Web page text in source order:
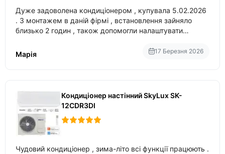
Дуже задоволена кондиціонером , купувала 5.02.2026
. З монтажем в даній фірмі , встановлення зайняло
близько 2 годин , також допомогли налаштувати
Марія
17 Березня 2026
Кондиціонер настінний SkyLux SK-
12CDR3DI
Чудовий кондиціонер , зима-літо всі функції працюють .